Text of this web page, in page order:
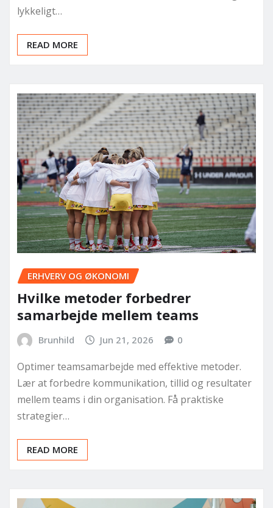
lykkeligt…
READ MORE
ERHVERV OG ØKONOMI
Hvilke metoder forbedrer
samarbejde mellem teams
Brunhild Jun 21, 2026 0
Optimer teamsamarbejde med effektive metoder.
Lær at forbedre kommunikation, tillid og resultater
mellem teams i din organisation. Få praktiske
strategier…
READ MORE